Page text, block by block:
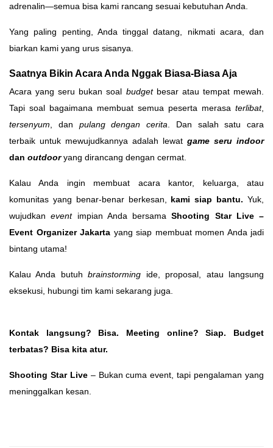
adrenalin—semua bisa kami rancang sesuai kebutuhan Anda.
Yang paling penting, Anda tinggal datang, nikmati acara, dan
biarkan kami yang urus sisanya.
Saatnya Bikin Acara Anda Nggak Biasa-Biasa Aja
Acara yang seru bukan soal budgetbesar atau tempat mewah.
Tapi soal bagaimana membuat semua peserta merasa terlibat,
tersenyum , dan pulang dengan cerita . Dan salah satu cara
terbaik untuk mewujudkannya adalah lewat game seru indoor
dan outdooryang dirancang dengan cermat.
Kalau Anda ingin membuat acara kantor, keluarga, atau
komunitas yang benar-benar berkesan, kami siap bantu. Yuk,
wujudkaneventimpian Anda bersamaShooting Star Live –
Event Organizer Jakarta yang siap membuat momen Anda jadi
bintang utama!
Kalau Anda butuhbrainstorming ide, proposal, atau langsung
eksekusi, hubungi tim kami sekarang juga.
Kontak langsung? Bisa. Meeting online? Siap. Budget
terbatas? Bisa kita atur.
Shooting Star Live– Bukan cuma event, tapi pengalaman yang
meninggalkan kesan.